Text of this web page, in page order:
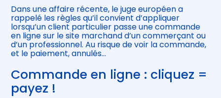
Développer votre entreprise
Construire votre patrimoine
Être prêt pour la facturation
Dans une affaire récente, le juge européen a
rappelé les règles qu’il convient d’appliquer
lorsqu’un client particulier passe une commande
en ligne sur le site marchand d’un commerçant ou
d’un professionnel. Au risque de voir la commande,
et le paiement, annulés…
Commande en ligne : cliquez =
payez !